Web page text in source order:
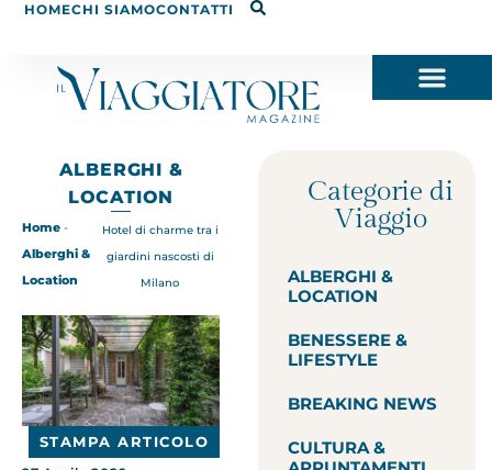
HOMECHI SIAMOCONTATTI
ALBERGHI &
LOCATION
Home -
Alberghi &
Location
Hotel di charme tra i
giardini nascosti di
Milano
STAMPA ARTICOLO
Categorie di
Viaggio
ALBERGHI &
LOCATION
BENESSERE &
LIFESTYLE
BREAKING NEWS
CULTURA &